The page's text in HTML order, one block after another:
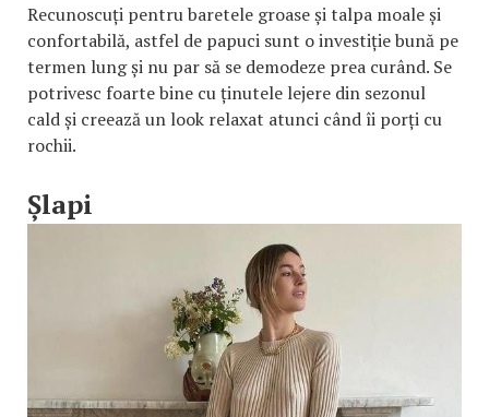
Recunoscuți pentru baretele groase și talpa moale și
confortabilă, astfel de papuci sunt o investiție bună pe
termen lung și nu par să se demodeze prea curând. Se
potrivesc foarte bine cu ținutele lejere din sezonul
cald și creează un look relaxat atunci când îi porți cu
rochii.
Șlapi